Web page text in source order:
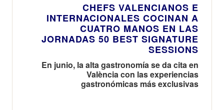
CHEFS VALENCIANOS E
INTERNACIONALES COCINAN A
CUATRO MANOS EN LAS
JORNADAS 50 BEST SIGNATURE
SESSIONS
En junio, la alta gastronomía se da cita en
València con las experiencias
gastronómicas más exclusivas